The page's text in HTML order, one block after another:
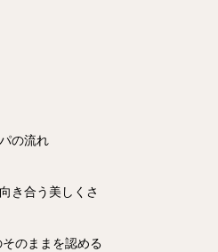
の流れ
き合う美しくさ
のままを認める